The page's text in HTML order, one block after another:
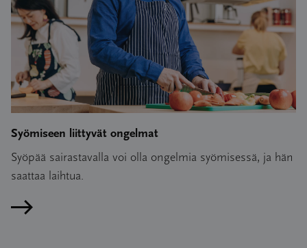
Syömiseen liittyvät ongelmat
Syöpää sairastavalla voi olla ongelmia syömisessä, ja hän
saattaa laihtua.
Lue artikkeli